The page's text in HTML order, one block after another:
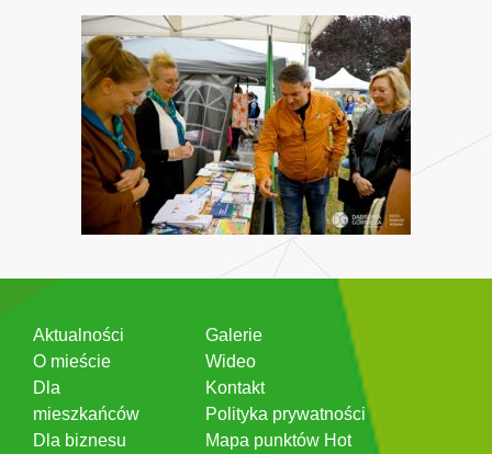
Aktualności
O mieście
Dla
mieszkańców
Dla biznesu
Galerie
Wideo
Kontakt
Polityka prywatności
Mapa punktów Hot